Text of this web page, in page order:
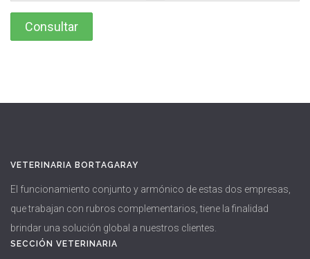
VETERINARIA BORTAGARAY
El funcionamiento conjunto y armónico de estas dos empresas,
que trabajan con rubros complementarios, tiene la finalidad
brindar una solución global a nuestros clientes.
SECCIÓN VETERINARIA